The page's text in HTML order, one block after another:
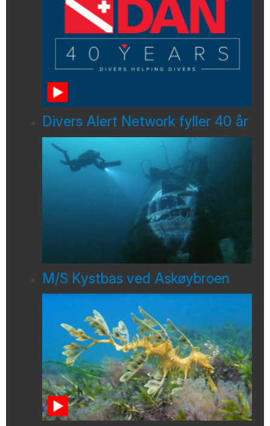
Divers Alert Network fyller 40 år
M/S Kystbas ved Askøybroen